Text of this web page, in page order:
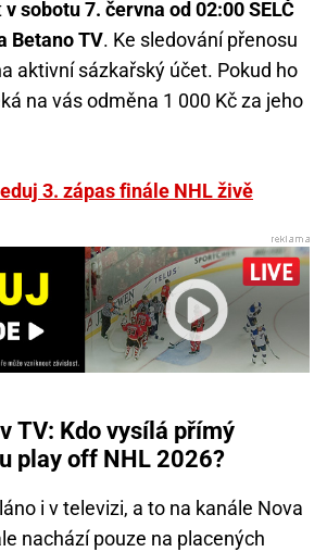
v sobotu 7. června od 02:00 SELČ
Betano TV. Ke sledování přenosu
aktivní sázkařský účet. Pokud ho
na vás odměna 1 000 Kč za jeho
3. zápas finále NHL živě
TV: Kdo vysílá přímý
play off NHL 2026?
i v televizi, a to na kanále Nova
nachází pouze na placených